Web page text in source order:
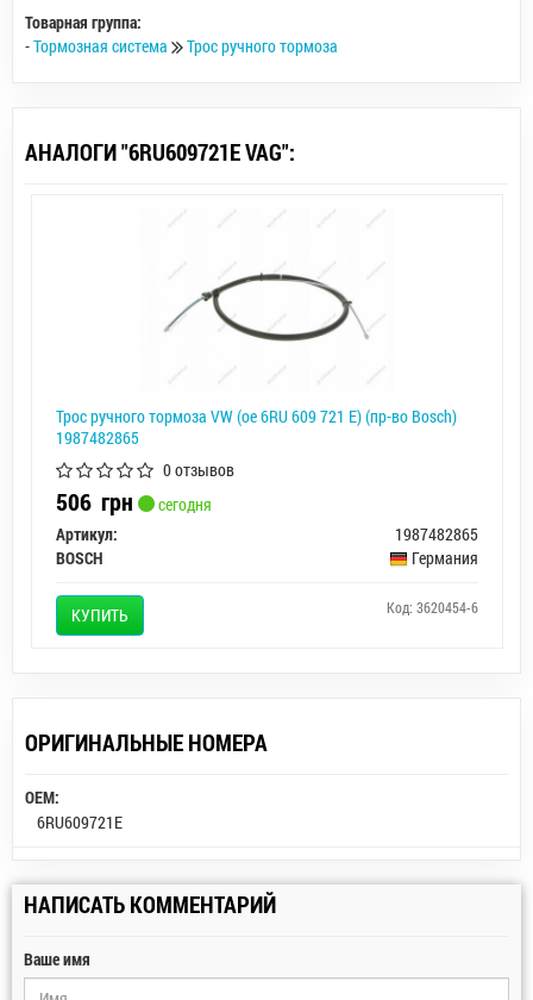
Товарная группа:
-Тормозная система Трос ручного тормоза
АНАЛОГИ "6RU609721E VAG":
Трос ручного тормоза VW (ое 6RU 609 721 E) (пр-во Bosch)
1987482865
0 отзывов
506 грн
сегодня
Артикул:
1987482865
BOSCH
Германия
КУПИТЬ Код: 3620454-6
ОРИГИНАЛЬНЫЕ НОМЕРА
OEM:
6RU609721E
НАПИСАТЬ КОММЕНТАРИЙ
Ваше имя